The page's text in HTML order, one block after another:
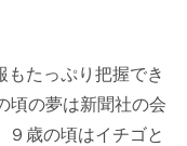
もたっぷり把握でき
頃の夢は新聞社の会
９歳の頃はイチゴと